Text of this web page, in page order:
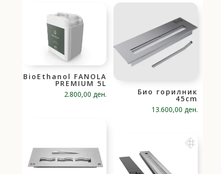
BioEthanol FANOLA
PREMIUM 5L
2.800,00 ден. Био горилник
45cm
13.600,00 ден.